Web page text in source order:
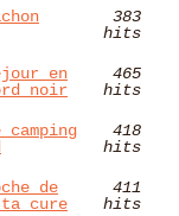
383
hits
en
noir
465
hits
camping
418
hits
de
cure
411
hits